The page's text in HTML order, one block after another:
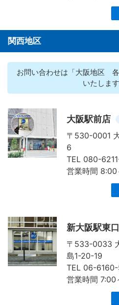
関西地区
お問い合わせは「大阪地区
いたします
大阪駅前店
〒530-0001
6
TEL 080-
営業時間
新大阪駅東
〒533-0033
島1-20-19
TEL 06-
営業時間 7:00